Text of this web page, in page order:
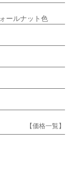
ールナット色
【価格一覧】